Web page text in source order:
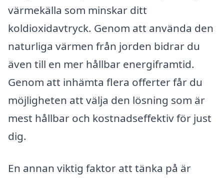
värmekälla som minskar ditt
koldioxidavtryck. Genom att använda den
naturliga värmen från jorden bidrar du
även till en mer hållbar energiframtid.
Genom att inhämta flera offerter får du
möjligheten att välja den lösning som är
mest hållbar och kostnadseffektiv för just
dig.
En annan viktig faktor att tänka på är